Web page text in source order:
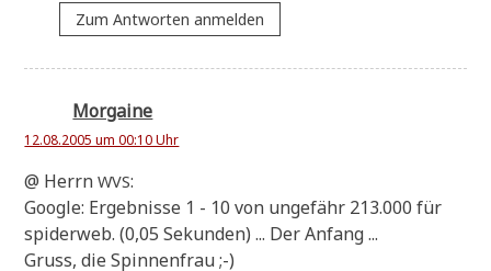
Zum Antworten anmelden
Morgaine
12.08.2005 um 00:10 Uhr
@ HerrnWVS:
Goog­le: Ergeb­nis­se 1 - 10 von unge­fähr 213.000 für
spi­der­web. (0,05 Sekun­den) ... Der Anfang ...
Gruss, die Spinnenfrau ;-)